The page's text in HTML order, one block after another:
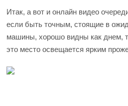
Итак, а вот и онлайн видео
если быть точным, стоящие в
машины, хорошо видны как днем,
это место освещается ярким